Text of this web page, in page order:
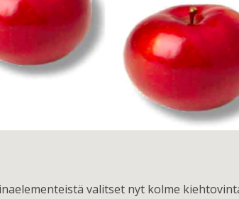
valitset nyt kolme